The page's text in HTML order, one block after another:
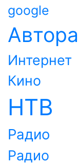
google
Интернет
Кино
НТВ
Радио
Радио